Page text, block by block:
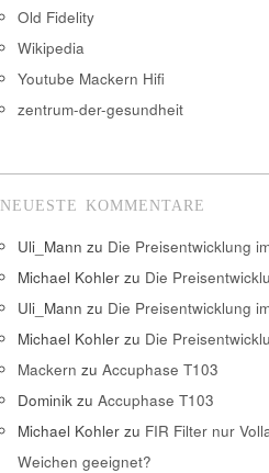
Old Fidelity
Wikipedia
Youtube Mackern Hifi
zentrum-der-gesundheit
NEUESTE KOMMENTARE
Uli_Mann zu Die Preisentwicklung
Michael Kohler zu Die
Uli_Mann zu Die Preisentwicklung
Michael Kohler zu Die
Mackern zu Accuphase T103
Dominik zu Accuphase T103
Michael Kohler zu FIR Filter nur
Weichen geeignet?